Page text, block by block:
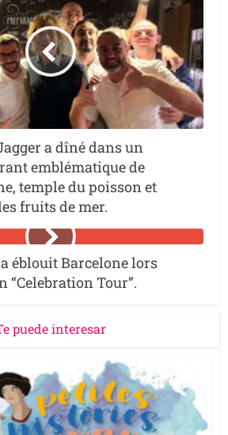
a dîné dans un
emblématique de
temple du poisson et
fruits de mer.
éblouit Barcelone lors
“Celebration Tour”.
puede interesar